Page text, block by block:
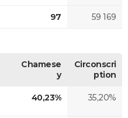
97 59 169
Chamese
y
Circonscri
ption
40,23% 35,20%